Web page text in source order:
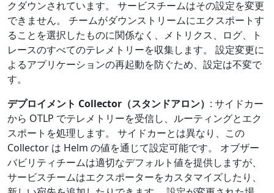
クダウンされています。 サービスチームはその設定を変更
できません。 チームがダウンストリームにエクスポートす
ることを選択したものに関係なく、メトリクス、ログ、ト
レースのすべてのテレメトリーを収集します。 設定変更に
よるアプリケーションの再起動を防ぐため、設定は不変で
す。
デプロイメント Collector（スタンドアロン） : サイドカー
から OTLP でテレメトリーを受信し、ルーティングとエク
スポートを処理します。 サイドカーとは異なり、この
Collector は Helm の値を通じて設定可能です。 オブザー
バビリティチームは適切なデフォルト値を提供しますが、
サービスチームはエクスポーターをカスタマイズしたり、